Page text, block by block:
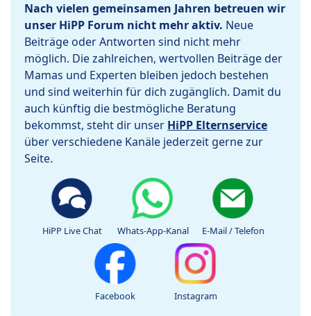
Nach vielen gemeinsamen Jahren betreuen wir
unser HiPP Forum nicht mehr aktiv. Neue
Beiträge oder Antworten sind nicht mehr
möglich. Die zahlreichen, wertvollen Beiträge der
Mamas und Experten bleiben jedoch bestehen
und sind weiterhin für dich zugänglich. Damit du
auch künftig die bestmögliche Beratung
bekommst, steht dir unser HiPP Elternservice
über verschiedene Kanäle jederzeit gerne zur
Seite.
HiPP Live Chat Whats-App-Kanal E-Mail / Telefon
Facebook Instagram